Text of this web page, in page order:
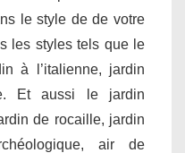
le style de de votre
les styles tels que le
à l’italienne, jardin
Et aussi le jardin
de rocaille, jardin
air de